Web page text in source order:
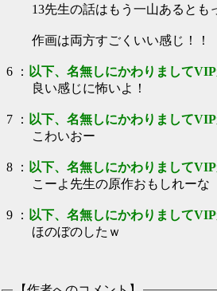
13先生の話はもう一山あるとも
作画は両方すごくいい感じ！！
6 ： 以下、名無しにかわりまして
良い感じに怖いよ！
7 ： 以下、名無しにかわりまして
こわいおー
8 ： 以下、名無しにかわりまして
こーよ先生の原作おもしれーな
9 ： 以下、名無しにかわりまして
ほのぼのしたｗ